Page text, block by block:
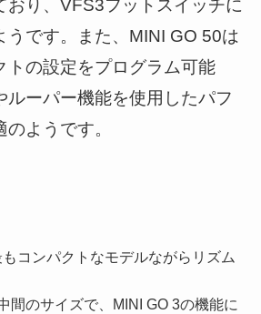
おり、VFS3フットスイッチに
うです。また、MINI GO 50は
トの設定をプログラム可能
ルーパー機能を使用したパフ
ようです。
もコンパクトなモデルながらリズム
間のサイズで、MINI GO 3の機能に